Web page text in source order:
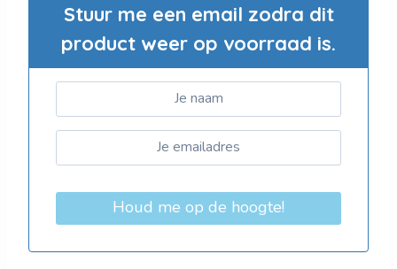
Stuur me een email zodra dit
product weer op voorraad is.
Houd me op de hoogte!